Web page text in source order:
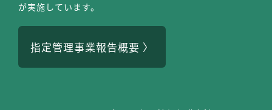
が実施しています。
指定管理事業報告概要